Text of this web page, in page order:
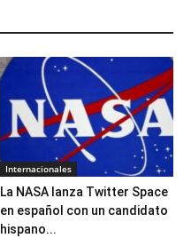
Internacionales
La NASA lanza Twitter Space
en español con un candidato
hispano...